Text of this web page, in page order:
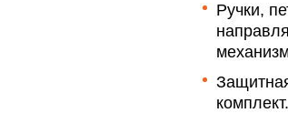
Ручки,
комплект.